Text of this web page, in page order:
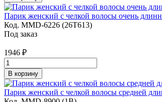
Парик женский с челкой волосы очень
Код. MMD-6226 (26T613)
Под заказ
1946 ₽
В корзину
Парик женский с челкой волосы средней